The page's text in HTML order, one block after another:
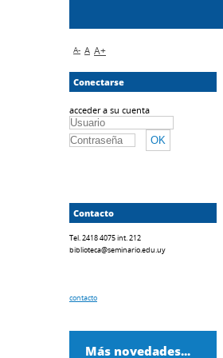
A- A A+
Conectarse
acceder a su cuenta
Contacto
Tel. 2418 4075 int. 212
biblioteca@seminario.edu.uy
contacto
Más novedades...